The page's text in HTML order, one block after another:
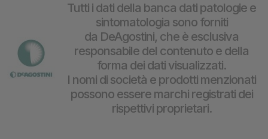
Tutti i dati della banca dati patologie e
sintomatologia sono forniti
da DeAgostini, che è esclusiva
responsabile del contenuto e della
forma dei dati visualizzati.
I nomi di società e prodotti menzionati
possono essere marchi registrati dei
rispettivi proprietari.